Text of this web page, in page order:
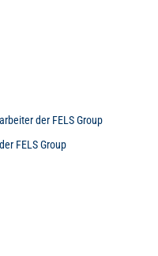
der FELS Group
FELS Group